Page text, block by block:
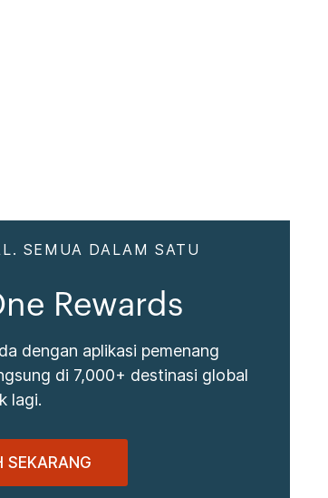
SEMUA DALAM SATU
Rewards
dengan aplikasi pemenang
di 7,000+ destinasi global
lagi.
SEKARANG